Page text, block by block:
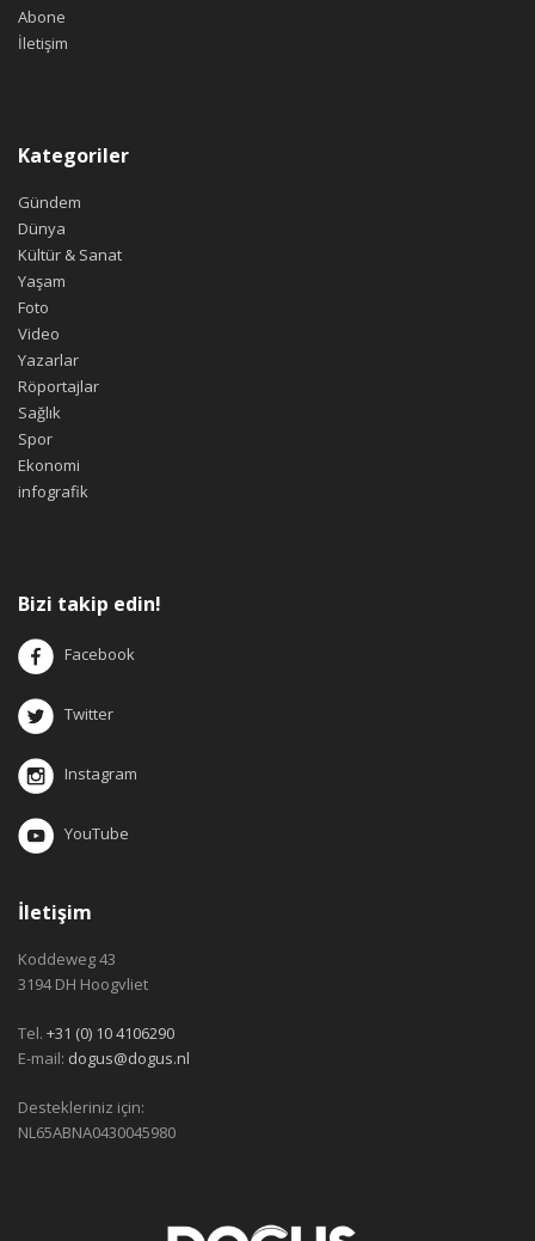
Abone
İletişim
Kategoriler
Gündem
Dünya
Kültür & Sanat
Yaşam
Foto
Video
Yazarlar
Röportajlar
Sağlık
Spor
Ekonomi
infografik
Bizi takip edin!
Facebook
Twitter
Instagram
YouTube
İletişim
Koddeweg 43
3194 DH Hoogvliet
Tel. +31 (0) 10 4106290
E-mail: dogus@dogus.nl
Destekleriniz için:
NL65ABNA0430045980